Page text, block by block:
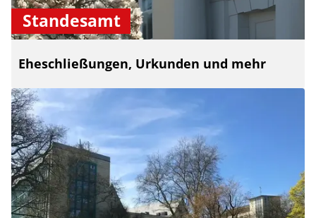
Standesamt
Eheschließungen, Urkunden und mehr